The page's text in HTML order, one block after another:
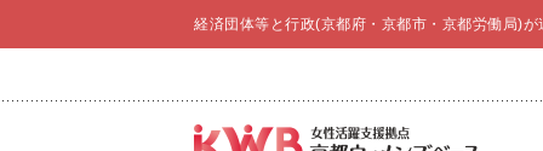
経済団体等と行政(京都府・京都市・京都労働局)